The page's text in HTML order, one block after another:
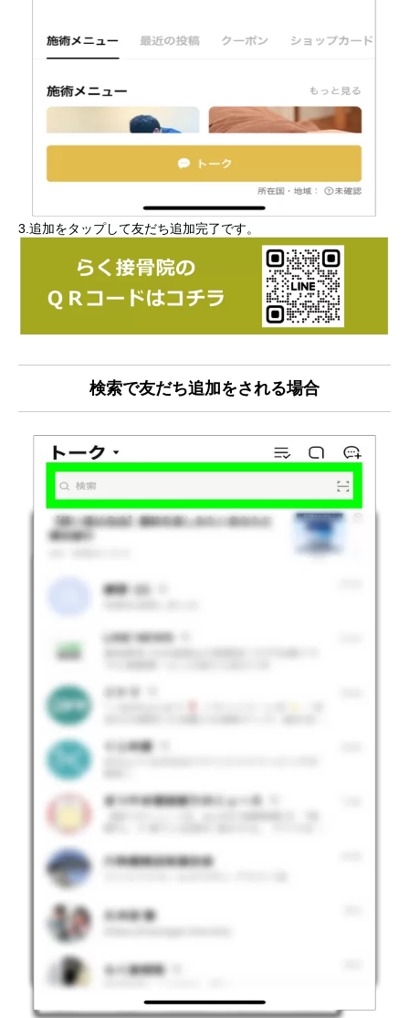
3.追加をタップして友だち追加完了です。
検索で友だち追加をされる場合